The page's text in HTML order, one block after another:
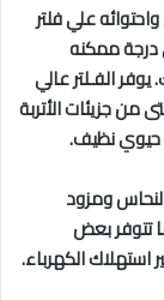
علي فلتر
درجة ممكنه
الفـلتر عالي
من جزيئات الأتربة
حيوي نظيف.
ومزود
تتوفر بعض
استهلاك الكهرباء.